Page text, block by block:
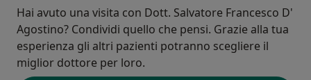
Hai avuto una visita con Dott. Salvatore Francesco D'
Agostino? Condividi quello che pensi. Grazie alla tua
esperienza gli altri pazienti potranno scegliere il
miglior dottore per loro.